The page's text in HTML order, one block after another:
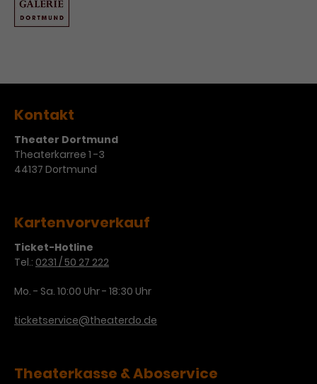
Kontakt
Theater Dortmund
Theaterkarree 1 -3
44137 Dortmund
Kartenvorverkauf
Ticket-Hotline
Tel.: 0231 / 50 27 222
Mo. - Sa. 10:00 Uhr - 18:30 Uhr
ticketservice@theaterdo.de
Theaterkasse & Aboservice